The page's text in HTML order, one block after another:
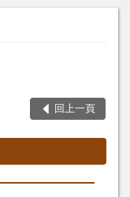
回上一頁